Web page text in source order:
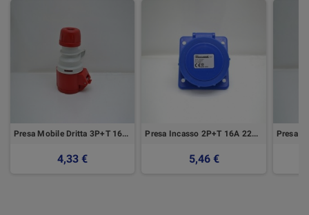
Presa Mobile Dritta 3P+T 16A Ip44 Elettrocanali
4,33 €
Presa Incasso 2P+T 16A 22Ov Ip67 Blu Elettrocanali
5,46 €